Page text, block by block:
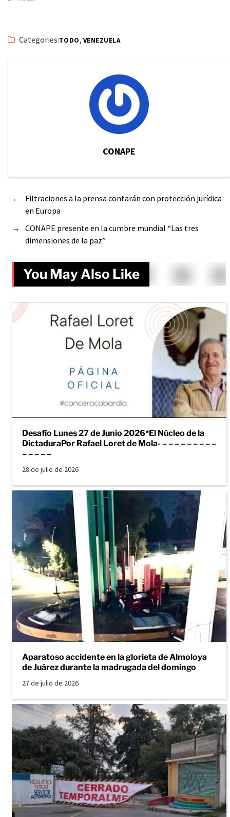
Categories:TODO, VENEZUELA
CONAPE
←
Filtraciones a la prensa contarán con protección jurídica
en Europa
→
CONAPE presente en la cumbre mundial “Las tres
dimensiones de la paz”
You May Also Like
Desafío Lunes 27 de Junio 2026*El Núcleo de la
DictaduraPor Rafael Loret de Mola- – – – – – – – – –
– – – – –
28 de julio de 2026
Aparatoso accidente en la glorieta de Almoloya
de Juárez durante la madrugada del domingo
27 de julio de 2026